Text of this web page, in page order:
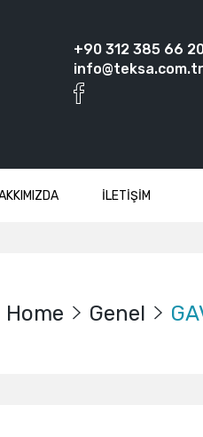
+90 312 385 66
info@teksa.com.tr
İLETİŞİM
Home Genel